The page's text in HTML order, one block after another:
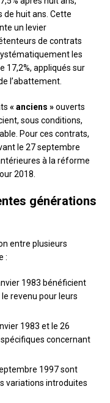
de huit ans. Cette
un levier
de contrats
les
17,2%, appliqués sur
l’abattement.
« anciens »ouverts
sous conditions,
Pour ces contrats,
le 27 septembre
à la réforme
2018.
générations
entre plusieurs
:
1983 bénéficient
revenu pour leurs
1983 et le 26
concernant
1997 sont
variations introduites